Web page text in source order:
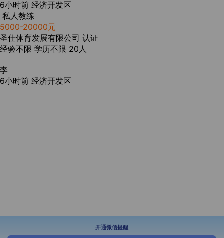
6小时前 经济开发区
私人教练
5000-20000元
圣仕体育发展有限公司 认证
经验不限 学历不限 20人
李
6小时前 经济开发区
开通微信提醒